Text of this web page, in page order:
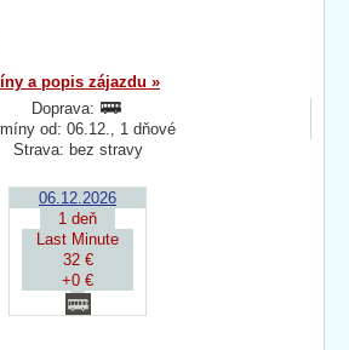
a popis zájazdu »
Doprava:
od: 06.12., 1 dňové
Strava: bez stravy
06.12.2026
1 deň
Last Minute
32 €
+0 €